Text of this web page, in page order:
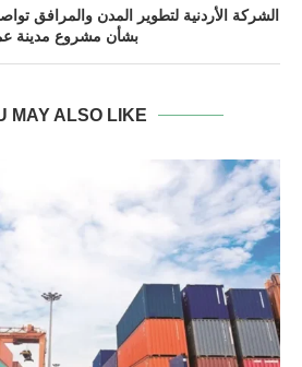
الشركة الأردنية لتطوير المدن والمرافق
بشأن مشروع مدينة
MAY ALSO LIKE